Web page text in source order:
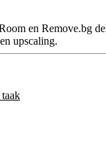
en Remove.bg
upscaling.